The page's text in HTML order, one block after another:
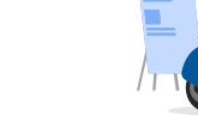
的更換費用。
觸控功能失效